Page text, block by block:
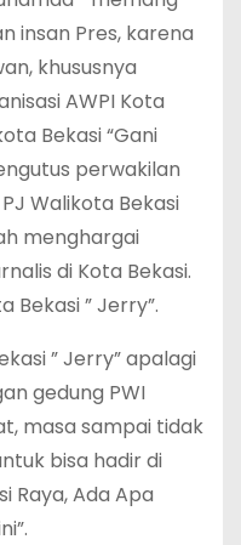
insan Pres, karena
khususnya
AWPI Kota
Bekasi “Gani
perwakilan
Walikota Bekasi
menghargai
di Kota Bekasi.
Bekasi ” Jerry”.
” Jerry” apalagi
gedung PWI
masa sampai tidak
bisa hadir di
Raya, Ada Apa